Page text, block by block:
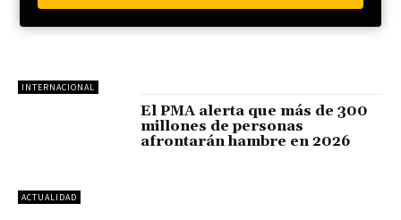
INTERNACIONAL
ACTUALIDAD
El PMA alerta que más de 300
millones de personas
afrontarán hambre en 2026